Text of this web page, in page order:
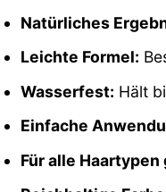
Natürliches
Leichte Formel:
Wasserfest: Hält
Einfache
Für alle